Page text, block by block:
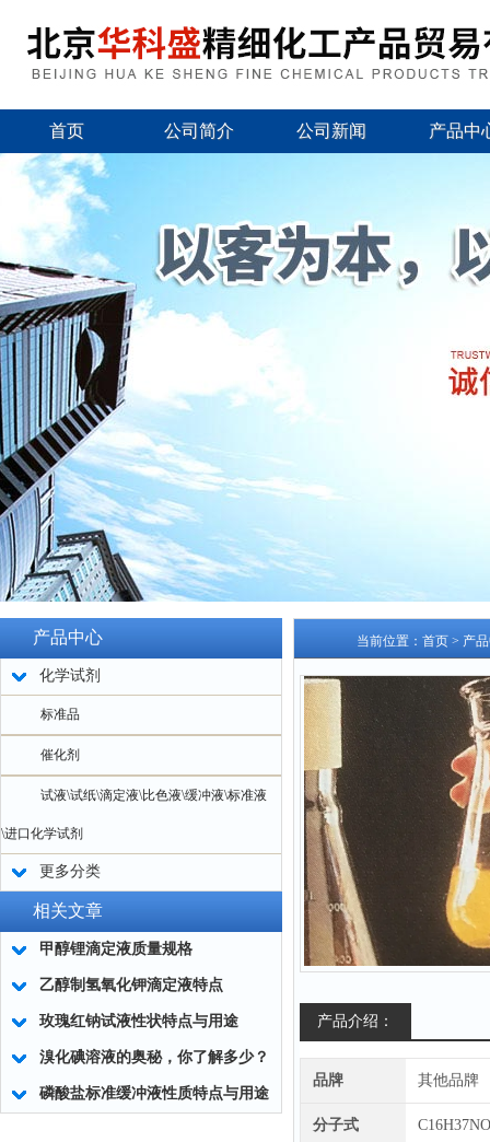
首页 公司简介 公司新闻 产品中
产品中心
化学试剂
标准品
催化剂
试液\试纸\滴定液\比色液\缓冲液\标准液
\进口化学试剂
更多分类
相关文章
甲醇锂滴定液质量规格
乙醇制氢氧化钾滴定液特点
玫瑰红钠试液性状特点与用途
溴化碘溶液的奥秘，你了解多少？
磷酸盐标准缓冲液性质特点与用途
当前位置： 首页 > 产
产品介绍：
品牌 其他品牌
分子式 C16H37NO